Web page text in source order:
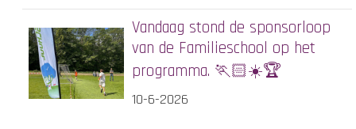
Vandaag stond de sponsorloop
van de Familieschool op het
programma. 🏃🏻☀️🏆
10-6-2026